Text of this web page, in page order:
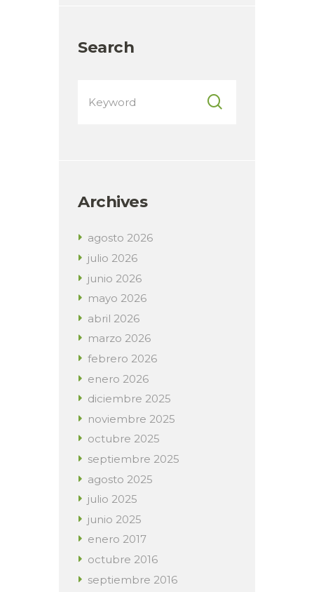
Search
Archives
agosto 2026
julio 2026
junio 2026
mayo 2026
abril 2026
marzo 2026
febrero 2026
enero 2026
diciembre 2025
noviembre 2025
octubre 2025
septiembre 2025
agosto 2025
julio 2025
junio 2025
enero 2017
octubre 2016
septiembre 2016